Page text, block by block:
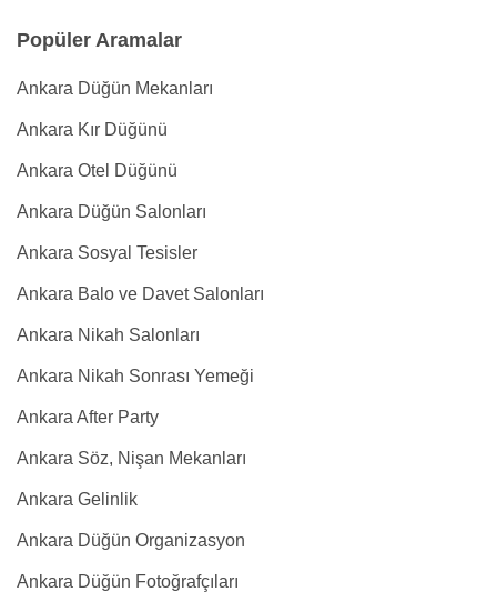
Popüler Aramalar
Ankara Düğün Mekanları
Ankara Kır Düğünü
Ankara Otel Düğünü
Ankara Düğün Salonları
Ankara Sosyal Tesisler
Ankara Balo ve Davet Salonları
Ankara Nikah Salonları
Ankara Nikah Sonrası Yemeği
Ankara After Party
Ankara Söz, Nişan Mekanları
Ankara Gelinlik
Ankara Düğün Organizasyon
Ankara Düğün Fotoğrafçıları